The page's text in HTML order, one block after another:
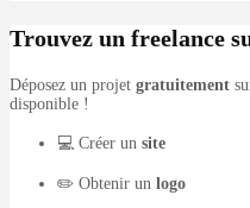
Trouvez un freelance
Déposez un projet gratuitement
disponible !
💻 Créer un site
✏️ Obtenir un logo